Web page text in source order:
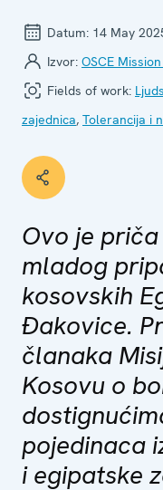
Datum: 14 May
Izvor: OSCE
Fields of work:
zajednica, Tolerancija i
Ovo je
mladog
kosovskih
Đakovice.
članaka
Kosovu o
pojedinaca
i egipatske